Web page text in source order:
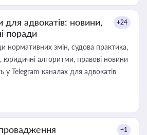
для адвокатів: новини,
поради
+24
нормативних змін, судова практика,
юридичні алгоритми, правові новини
Telegram каналах для адвокатів
+1